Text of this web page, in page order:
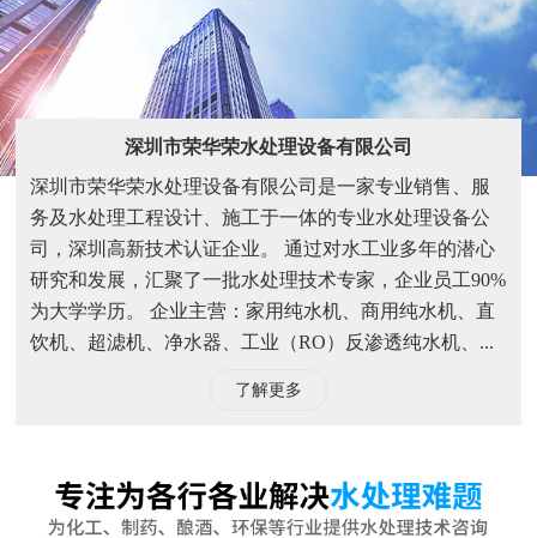
深圳市荣华荣水处理设备有限公司
深圳市荣华荣水处理设备有限公司是一家专业销售、服
务及水处理工程设计、施工于一体的专业水处理设备公
司，深圳高新技术认证企业。 通过对水工业多年的潜心
研究和发展，汇聚了一批水处理技术专家，企业员工90%
为大学学历。 企业主营：家用纯水机、商用纯水机、直
饮机、超滤机、净水器、工业（RO）反渗透纯水机、...
了解更多